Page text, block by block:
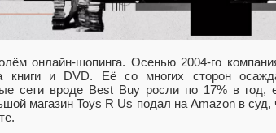
онлайн-шопинга. Осенью 2004-го
книги и DVD. Её со многих сторон
сети вроде Best Buy росли по 17% в год,
магазин Toys R Us подал на Amazon в суд,